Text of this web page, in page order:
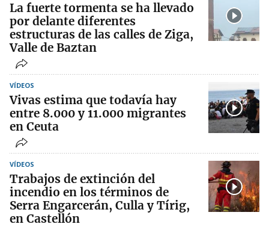
La fuerte tormenta se ha llevado
por delante diferentes
estructuras de las calles de Ziga,
Valle de Baztan
VÍDEOS
Vivas estima que todavía hay
entre 8.000 y 11.000 migrantes
en Ceuta
VÍDEOS
Trabajos de extinción del
incendio en los términos de
Serra Engarcerán, Culla y Tírig,
en Castellón